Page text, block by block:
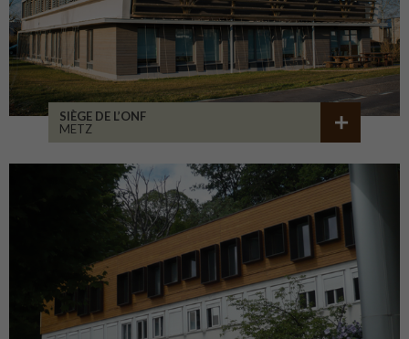
SIÈGE DE L’ONF
METZ